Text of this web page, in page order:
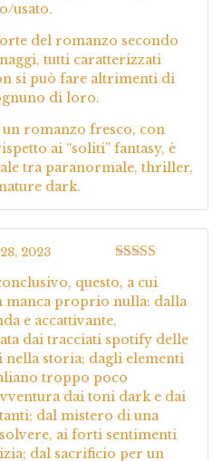
usato.
del romanzo secondo
tutti caratterizzati
si può fare altrimenti di
di loro.
un romanzo fresco, con
ai “soliti” fantasy, è
tra paranormale, thriller,
dark.
Valutato
5
2023
questo, a cui
manca proprio nulla: dalla
e accattivante,
dai tracciati spotify delle
nella storia; dagli elementi
troppo poco
dai toni dark e dai
dal mistero di una
ai forti sentimenti
dal sacrificio per un